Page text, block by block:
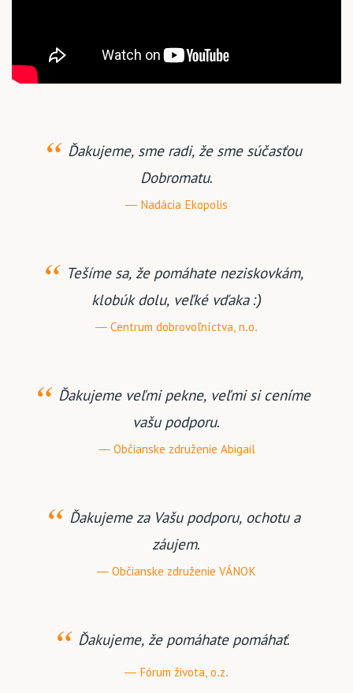
Ďakujeme, sme radi, že sme súčasťou
Dobromatu.
Nadácia Ekopolis
Tešíme sa, že pomáhate neziskovkám,
klobúk dolu, veľké vďaka :)
Centrum dobrovoľníctva, n.o.
Ďakujeme veľmi pekne, veľmi si ceníme
vašu podporu.
Občianske združenie Abigail
Ďakujeme za Vašu podporu, ochotu a
záujem.
Občianske združenie VÁNOK
Ďakujeme, že pomáhate pomáhať.
Fórum života, o.z.